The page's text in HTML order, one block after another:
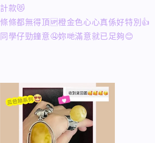
計款😻
條條都無得頂🆙橙金色心心真係好特別👍
同學仔勁鐘意🤤妳哋滿意就已足夠😊